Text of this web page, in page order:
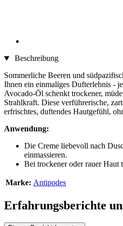
Beschreibung
Sommerliche Beeren und
Ihnen ein einmaliges Dufterlebnis -
Avocado-Öl schenkt trockener,
Strahlkraft. Diese verführerische,
erfrischtes, duftendes Hautgefühl,
Anwendung:
Die Creme liebevoll nach
einmassieren.
Bei trockener oder rauer Haut
Marke: Antipodes
Erfahrungsberichte